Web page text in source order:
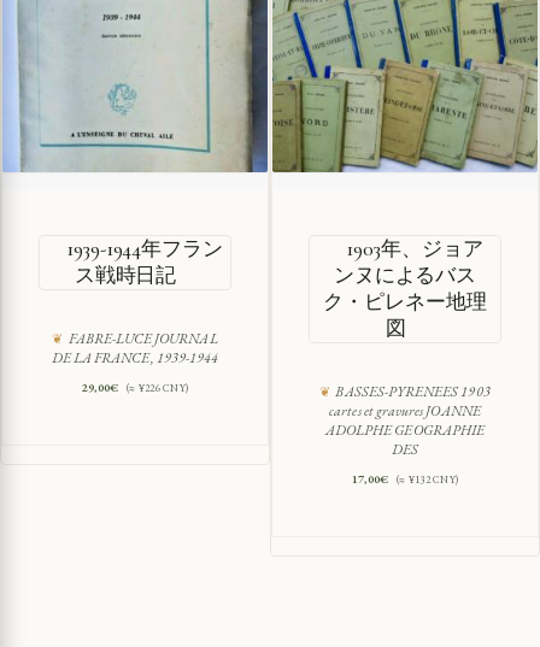
1939-1944年フラン
ス戦時日記
FABRE-LUCE JOURNAL
DE LA FRANCE, 1939-1944
29,00€ (≈ ¥226 CNY)
1903年、ジョア
ンヌによるバス
ク・ピレネー地理
図
BASSES-PYRENEES 1903
cartes et gravures JOANNE
ADOLPHE GEOGRAPHIE
DES
17,00€ (≈ ¥132 CNY)